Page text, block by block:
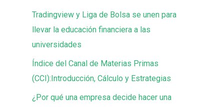
Tradingview y Liga de Bolsa se unen para
llevar la educación financiera a las
universidades
Índice del Canal de Materias Primas
(CCI):Introducción, Cálculo y Estrategias
¿Por qué una empresa decide hacer una